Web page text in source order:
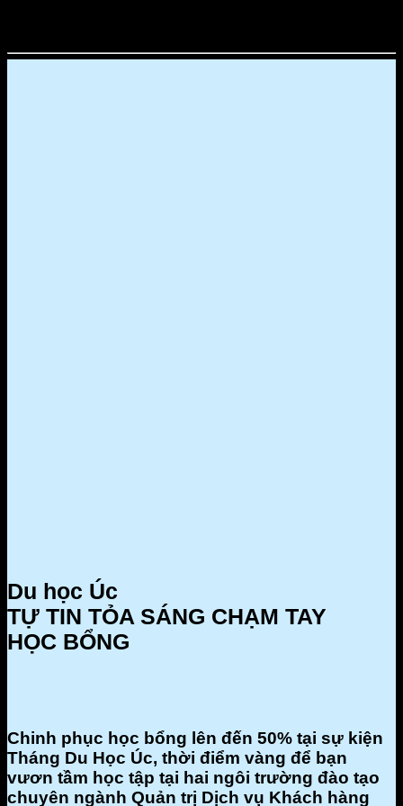
Du học Úc
TỰ TIN TỎA SÁNG CHẠM TAY
HỌC BỔNG
Chinh phục học bổng lên đến 50% tại sự kiện
Tháng Du Học Úc, thời điểm vàng để bạn
vươn tầm học tập tại hai ngôi trường đào tạo
chuyên ngành Quản trị Dịch vụ Khách hàng